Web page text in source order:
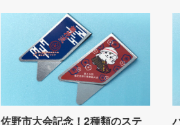
佐野市大会記念！2種類のステ